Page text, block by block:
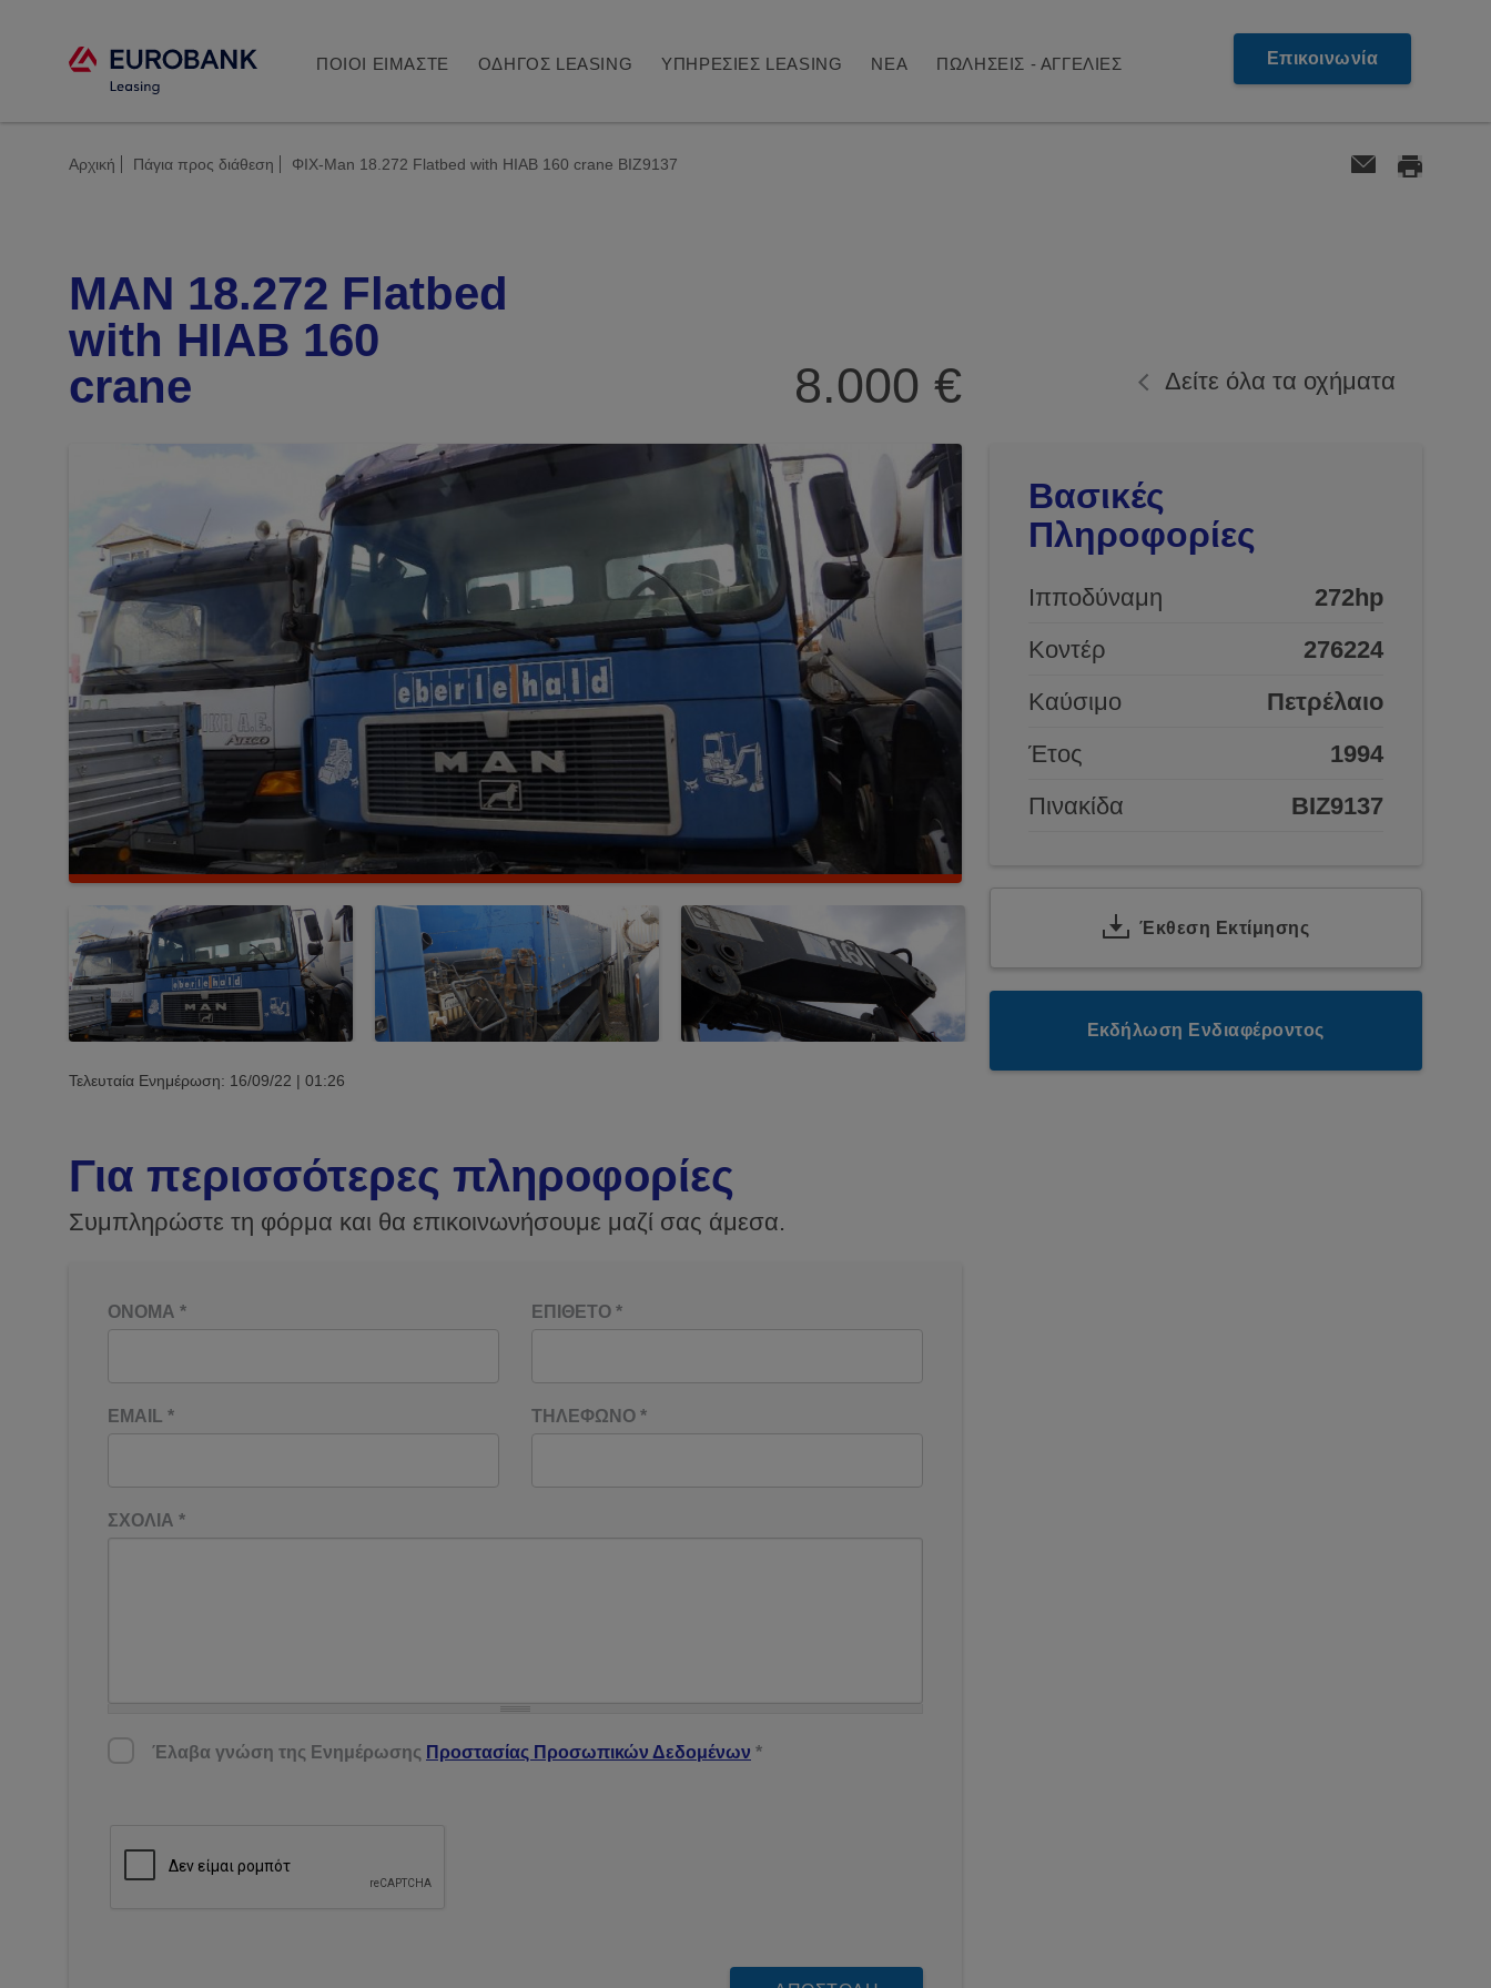
ΠΟΙΟΙ ΕΙΜΑΣΤΕ ΟΔΗΓΟΣ LEASING ΥΠΗΡΕΣΙΕΣ LEASING ΝΕΑ ΠΩΛΗΣΕΙΣ - ΑΓΓΕΛΙΕΣ Επικοινωνία
Αρχική Πάγια προς διάθεση ΦΙΧ-Man 18.272 Flatbed with HIAB 160 crane BIZ9137
MAN 18.272 Flatbed
with HIAB 160
crane
8.000 € Δείτε όλα τα οχήματα
Τελευταία Ενημέρωση: 16/09/22 | 01:26
Βασικές
Πληροφορίες
Ιπποδύναμη
272hp
Κοντέρ
276224
Καύσιμο
Πετρέλαιο
Έτος
1994
Πινακίδα
BIZ9137
Έκθεση Εκτίμησης
Εκδήλωση Ενδιαφέροντος
Για περισσότερες πληροφορίες
Συμπληρώστε τη φόρμα και θα επικοινωνήσουμε μαζί σας άμεσα.
ΟΝΟΜΑ * ΕΠΙΘΕΤΟ*
EMAIL * ΤΗΛΕΦΩΝΟ*
ΣΧΟΛΙΑ *
Έλαβα γνώση της Ενημέρωσης Προστασίας Δεδομένων *
Έλαβα γνώση της Ενημέρωσης Προστασίας Προσωπικών Δεδομένων *